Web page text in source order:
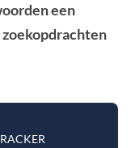
een